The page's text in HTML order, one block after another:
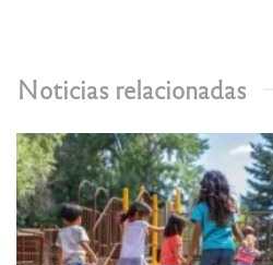
Noticias relacionadas